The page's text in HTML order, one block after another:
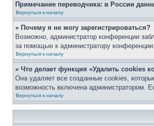
Примечание переводчика: в России
Вернуться к началу
» Почему я не могу зарегистрироваться?
Возможно, администратор конференции
за помощью к администратору конференции.
Вернуться к началу
» Что делает функция «Удалить cookies
Она удаляет все созданные cookies,
возможность включена администратором.
Вернуться к началу